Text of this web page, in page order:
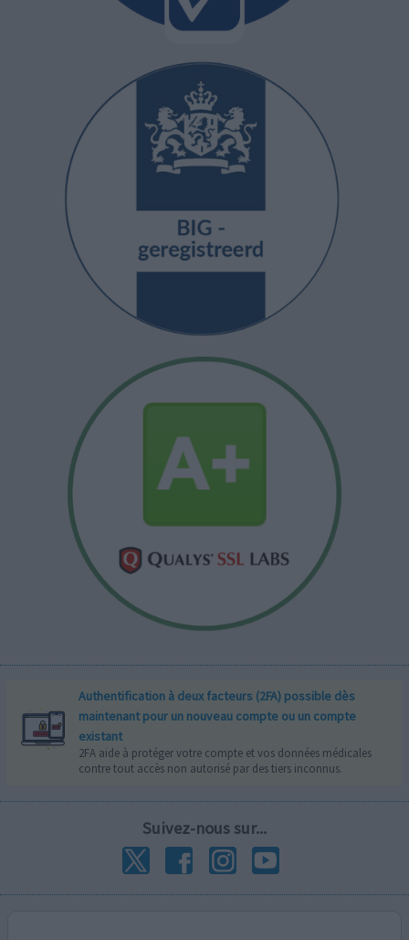
Authentification à deux facteurs (2FA) possible dès
maintenant pour un nouveau compte ou un compte
existant
2FA aide à protéger votre compte et vos données médicales
contre tout accès non autorisé par des tiers inconnus.
Suivez-nous sur...